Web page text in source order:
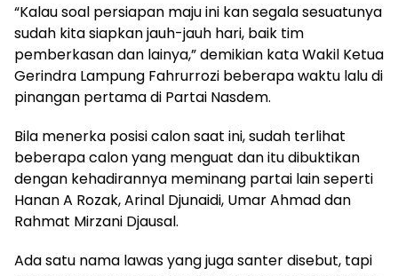
“Kalau soal persiapan maju ini kan segala sesuatunya
sudah kita siapkan jauh-jauh hari, baik tim
pemberkasan dan lainya,” demikian kata Wakil Ketua
Gerindra Lampung Fahrurrozi beberapa waktu lalu di
pinangan pertama di Partai Nasdem.
Bila menerka posisi calon saat ini, sudah terlihat
beberapa calon yang menguat dan itu dibuktikan
dengan kehadirannya meminang partai lain seperti
Hanan A Rozak, Arinal Djunaidi, Umar Ahmad dan
Rahmat Mirzani Djausal.
Ada satu nama lawas yang juga santer disebut, tapi